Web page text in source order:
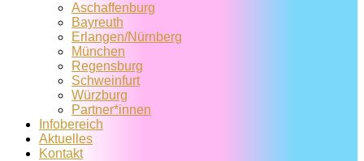
Aschaffenburg
Bayreuth
Erlangen/Nürnberg
München
Regensburg
Schweinfurt
Würzburg
Partner*innen
Infobereich
Aktuelles
Kontakt